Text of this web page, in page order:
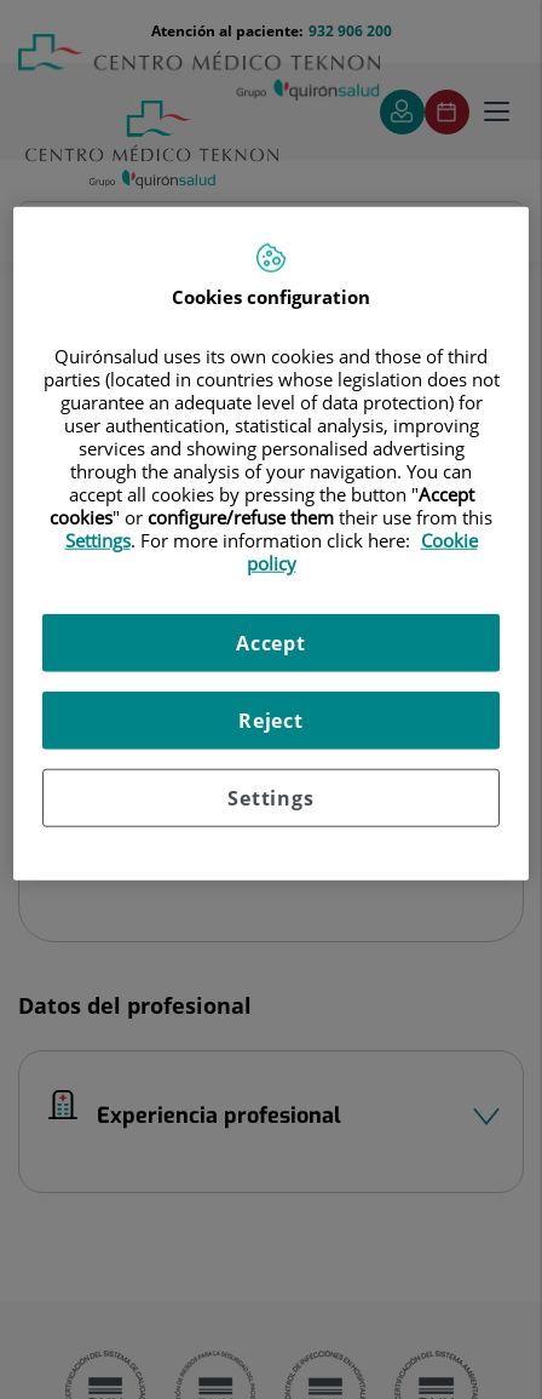
contenido
Menú
teléfono
cabecera
932 906 200
Atención al paciente:
Pablo Verges Fort
PabloVerges Fort
FACULTATIVO ESPECIALISTA OTORRINOLARINGOLOGÍA
OTORRINOLARINGOLOGÍA
Pedir cita
Centro Médico Teknon
C/ Vilana, 12
Datos del profesional
Experiencia profesional
Cookies configuration
Quirónsalud uses its own cookies and those of third
parties (located in countries whose legislation does not
guarantee an adequate level of data protection) for
user authentication, statistical analysis, improving
services and showing personalised advertising
through the analysis of your navigation. You can
accept all cookies by pressing the button "Accept
cookies" or configure/refuse them their use from this
Settings. For more information click here: Cookie
policy
Settings
Reject
Accept